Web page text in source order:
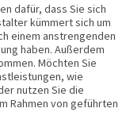
dafür, dass Sie sich
kümmert sich um
einem anstrengenden
haben. Außerdem
Möchten Sie
wie
nutzen Sie die
Rahmen von geführten